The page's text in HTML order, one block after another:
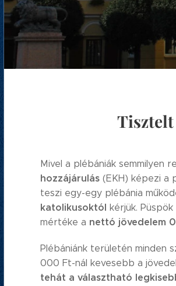
Tisztelt
Mivel a plébániák semmilyen
hozzájárulás (EKH) képezi a
teszi egy-egy plébánia
katolikusoktól kérjük.
mértéke a nettó jövedelem
Plébániánk területén minden
000 Ft-nál kevesebb a
tehát a választható